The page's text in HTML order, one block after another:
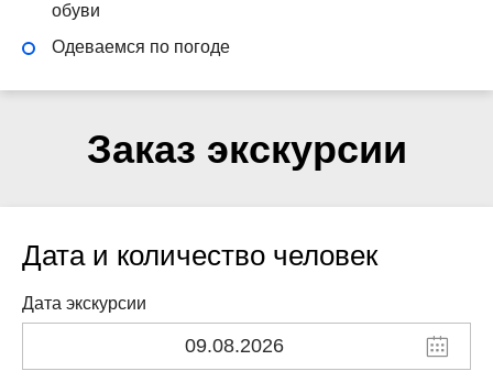
обуви
Одеваемся по погоде
Заказ экскурсии
Дата и количество человек
Дата экскурсии